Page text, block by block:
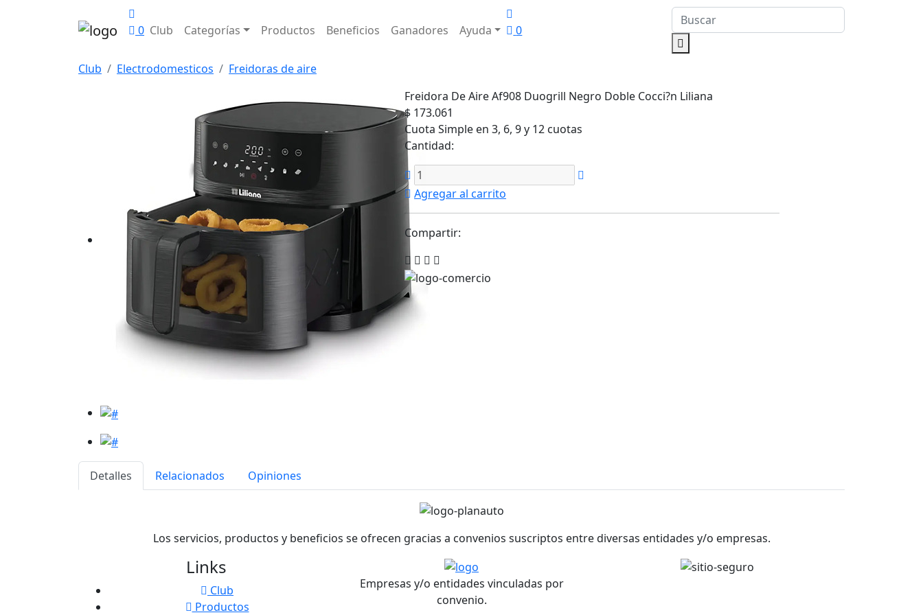
0 Club Categorías Productos Beneficios Ganadores Ayuda 0
Club Electrodomesticos
Freidoras de aire
Freidora De Aire Af908 Duogrill Negro Doble Cocci?n Liliana
$ 173.061
Cuota Simple en 3, 6, 9 y 12 cuotas
Cantidad:
Agregar al carrito
Compartir:
Detalles Relacionados Opiniones
Los servicios, productos y beneficios se ofrecen gracias a convenios suscriptos entre diversas entidades y/o empresas.
Links
Club
Productos
Empresas y/o entidades vinculadas por
convenio.